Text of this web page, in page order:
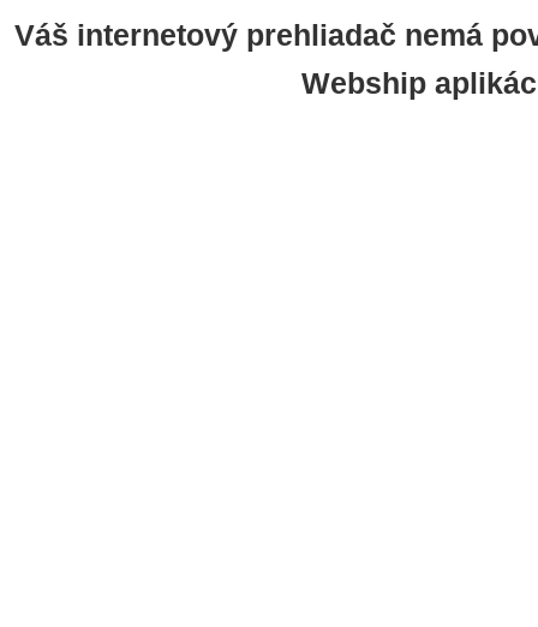
Váš internetový prehliadač nemá
Webship